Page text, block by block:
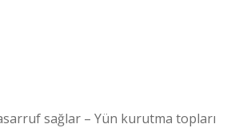
sağlar – Yün kurutma topları